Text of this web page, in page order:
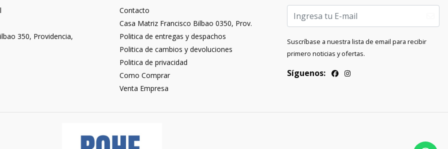
350, Providencia,
Contacto
Casa Matriz Francisco Bilbao 0350, Prov.
Politica de entregas y despachos
Politica de cambios y devoluciones
Politica de privacidad
Como Comprar
Venta Empresa
Suscríbase a nuestra lista de email para recibir
primero noticias y ofertas.
Síguenos: